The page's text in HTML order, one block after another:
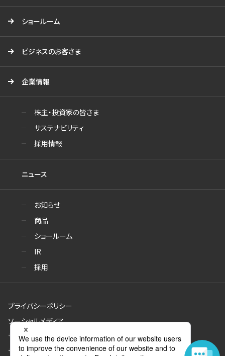
ショールーム
ビジネスのお客さま
企業情報
株主・投資家の皆さま
サステナビリティ
採用情報
ニュース
お知らせ
商品
ショールーム
IR
採用
プライバシーポリシー
ソーシャルメディア
サイトのご利用について
サイトマップ